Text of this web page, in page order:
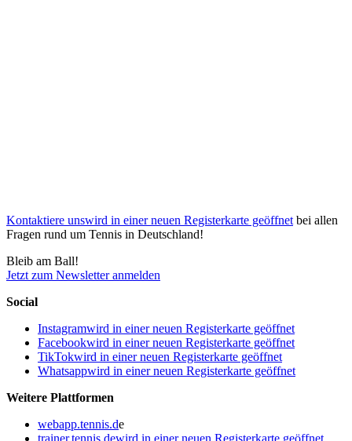
Kontaktiere unswird in einer neuen Registerkarte geöffnet bei allen
Fragen rund um Tennis in Deutschland!
Bleib am Ball!
Jetzt zum Newsletter anmelden
Social
Instagramwird in einer neuen Registerkarte geöffnet
Facebookwird in einer neuen Registerkarte geöffnet
TikTokwird in einer neuen Registerkarte geöffnet
Whatsappwird in einer neuen Registerkarte geöffnet
Weitere Plattformen
webapp.tennis.de